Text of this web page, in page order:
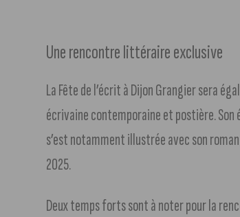
Une rencontre littéraire exclusive
La Fête de l’écrit à Dijon Grangier sera
écrivaine contemporaine et postière.
s’est notamment illustrée avec son
2025.
Deux temps forts sont à noter pour la